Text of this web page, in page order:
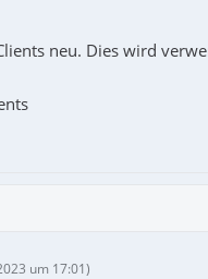
neu. Dies wird
um 17:01)